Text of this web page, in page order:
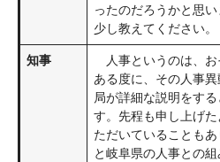
ったのだろうかと思
少し教えてください。
知事
人事というのは、お
ある度に、その人事
局が詳細な説明をす
す。先程も申し上げ
ただいていることも
と岐阜県の人事との